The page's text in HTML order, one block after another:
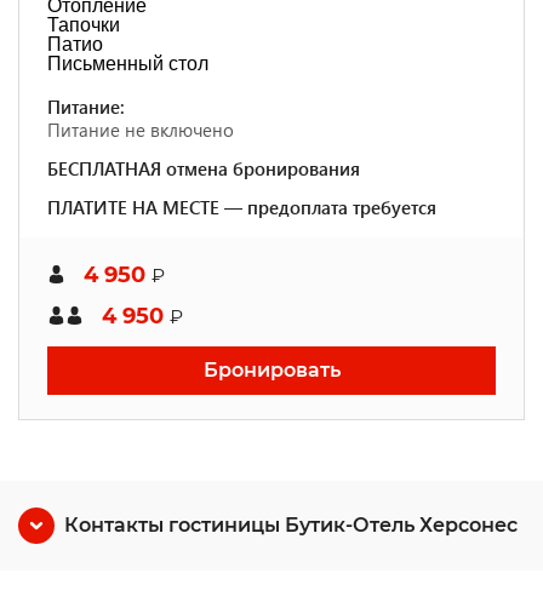
Отопление
Тапочки
Патио
Письменный стол
Питание:
Питание не включено
БЕСПЛАТНАЯ отмена бронирования
ПЛАТИТЕ НА МЕСТЕ — предоплата требуется
4 950 ₽
4 950 ₽
Бронировать
Контакты гостиницы Бутик-Отель Херсонес